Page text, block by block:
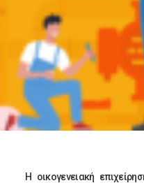
Η οικογενειακή